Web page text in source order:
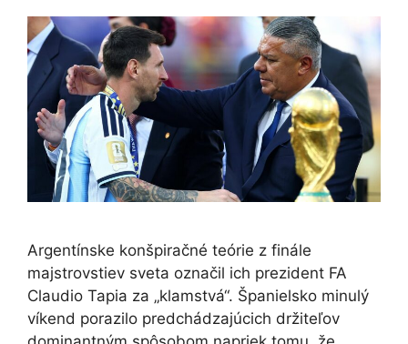
Argentínske konšpiračné teórie z finále
majstrovstiev sveta označil ich prezident FA
Claudio Tapia za „klamstvá“. Španielsko minulý
víkend porazilo predchádzajúcich držiteľov